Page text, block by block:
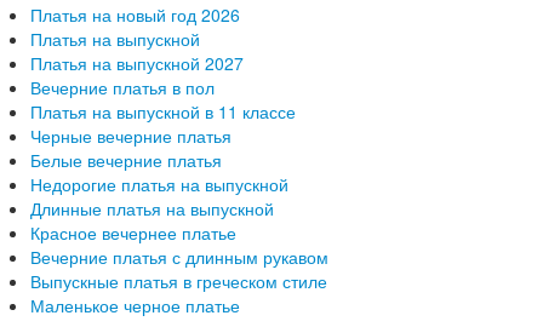
Платья на новый год 2026
Платья на выпускной
Платья на выпускной 2027
Вечерние платья в пол
Платья на выпускной в 11 классе
Черные вечерние платья
Белые вечерние платья
Недорогие платья на выпускной
Длинные платья на выпускной
Красное вечернее платье
Вечерние платья с длинным рукавом
Выпускные платья в греческом стиле
Маленькое черное платье